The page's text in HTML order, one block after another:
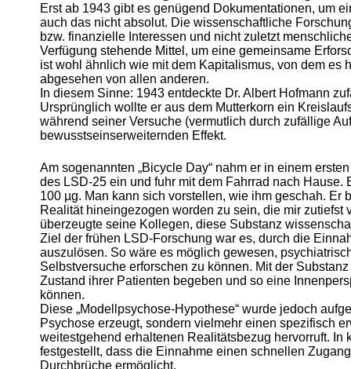
Erst ab 1943 gibt es genügend Dokumentationen, um
auch das nicht absolut. Die wissenschaftliche
bzw. finanzielle Interessen und nicht zuletzt
Verfügung stehende Mittel, um eine gemeinsame
ist wohl ähnlich wie mit dem Kapitalismus, von dem es
abgesehen von allen anderen.
In diesem Sinne: 1943 entdeckte Dr. Albert Hofmann
Ursprünglich wollte er aus dem Mutterkorn ein
während seiner Versuche (vermutlich durch zufällige
bewusstseinserweiternden Effekt.
Am sogenannten „Bicycle Day“ nahm er in einem
des LSD-25 ein und fuhr mit dem Fahrrad nach
100 µg. Man kann sich vorstellen, wie ihm geschah. Er
Realität hineingezogen worden zu sein, die mir zutiefst
überzeugte seine Kollegen, diese Substanz
Ziel der frühen LSD-Forschung war es, durch die
auszulösen. So wäre es möglich gewesen,
Selbstversuche erforschen zu können. Mit der
Zustand ihrer Patienten begeben und so eine
können.
Diese „Modellpsychose-Hypothese“ wurde jedoch
Psychose erzeugt, sondern vielmehr einen spezifisch
weitestgehend erhaltenen Realitätsbezug hervorruft.
festgestellt, dass die Einnahme einen schnellen
Durchbrüche ermöglicht.